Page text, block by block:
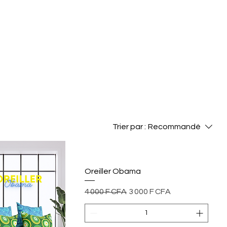
Trier par : Recommandé
Oreiller Obama
Prix original
4 000 F CFA Prix promotionnel
3 000 F CFA